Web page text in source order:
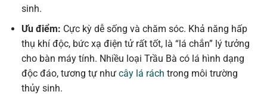
sinh.
Ưu điểm: Cực kỳ dễ sống và chăm sóc. Khả năng hấp
thụ khí độc, bức xạ điện tử rất tốt, là “lá chắn” lý tưởng
cho bàn máy tính. Nhiều loại Trầu Bà có lá hình dạng
độc đáo, tương tự như cây lá rách trong môi trường
thủy sinh.